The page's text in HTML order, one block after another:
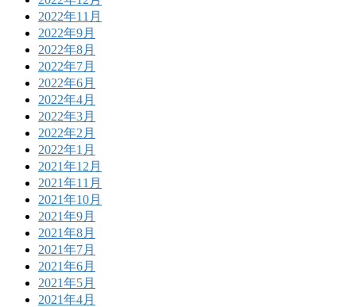
2022年11月
2022年9月
2022年8月
2022年7月
2022年6月
2022年4月
2022年3月
2022年2月
2022年1月
2021年12月
2021年11月
2021年10月
2021年9月
2021年8月
2021年7月
2021年6月
2021年5月
2021年4月